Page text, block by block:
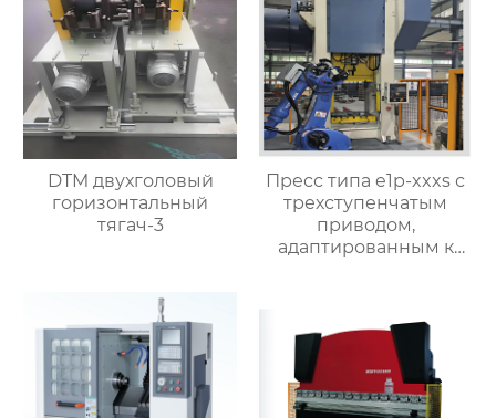
DTM двухголовый
горизонтальный
тягач-3
Пресс типа e1p-xxxs с
трехступенчатым
приводом,
адаптированным к